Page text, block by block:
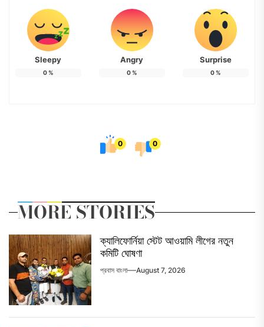
Sleepy
0%
Angry
0%
Surprise
0%
0 0
MORE STORIES
ক্যালিফোর্নিয়া স্টেট আওয়ামি লীগের নতুন
কমিটি ঘোষণা
প্রবাস বাংলা August 7, 2026